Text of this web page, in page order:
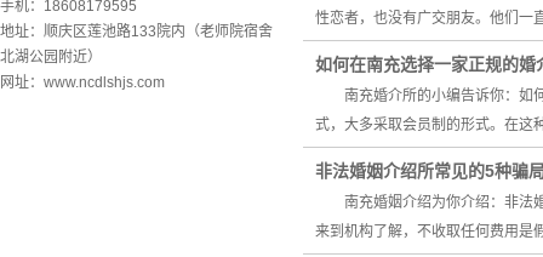
手机：18608179595
地址：顺庆区莲池路133院内（老师院宿舍
北湖公园附近）
网址：www.ncdlshjs.com
性恋者，也没有广交朋友。他们一
如何在南充选择一家正规的婚
南充婚介所的小编告诉你：如
式，大多采取会员制的形式。在这
非法婚姻介绍所常见的5种骗
南充婚姻介绍为你介绍：非
来到机构了解，不收取任何费用是